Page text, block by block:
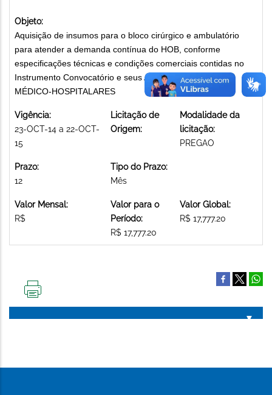
Objeto:
Aquisição de insumos para o bloco cirúrgico e ambulatório
para atender a demanda contínua do HOB, conforme
especificações técnicas e condições comerciais contidas no
Instrumento Convocatório e seus Anexos. MATERIAIS
MÉDICO-HOSPITALARES
Vigência:
23-OCT-14 a 22-OCT-
15
Licitação de
Origem:
Modalidade da
licitação:
PREGAO
Prazo:
12
Tipo do Prazo:
Mês
Valor Mensal:
R$
Valor para o
Período:
R$ 17,777.20
Valor Global:
R$ 17,777.20
PÁGINA